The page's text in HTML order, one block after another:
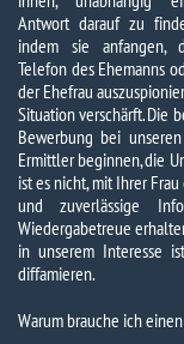
Antwort darauf zu
indem sie anfangen,
Telefon des Ehemanns
der Ehefrau
Situation verschärft. Die
Bewerbung bei
Ermittler beginnen, die
ist es nicht, mit Ihrer
und zuverlässige
Wiedergabetreue
in unserem Interesse
diffamieren.
Warum brauche ich